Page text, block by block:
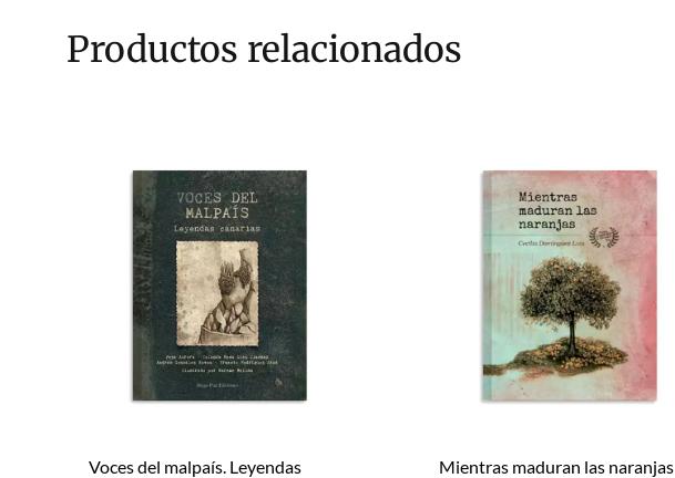
Productos relacionados
Voces del malpaís. Leyendas
Mientras maduran las naranjas